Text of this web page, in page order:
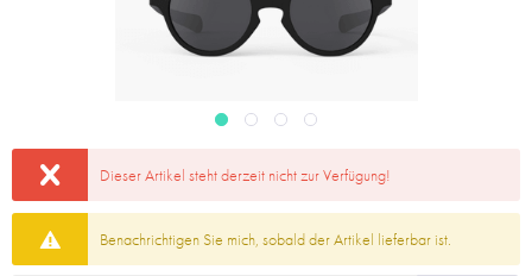
Dieser Artikel steht derzeit nicht zur Verfügung!
Benachrichtigen Sie mich, sobald der Artikel lieferbar ist.